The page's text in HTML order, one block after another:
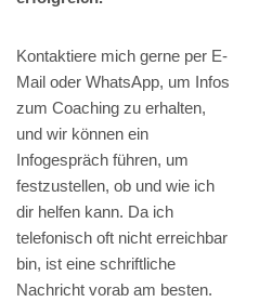
Kontaktiere mich gerne per E-
Mail oder WhatsApp, um Infos
zum Coaching zu erhalten,
und wir können ein
Infogespräch führen, um
festzustellen, ob und wie ich
dir helfen kann. Da ich
telefonisch oft nicht erreichbar
bin, ist eine schriftliche
Nachricht vorab am besten.